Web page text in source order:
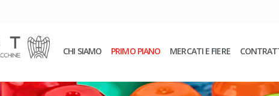
CHI SIAMO PRIMO PIANO MERCATI E FIERE